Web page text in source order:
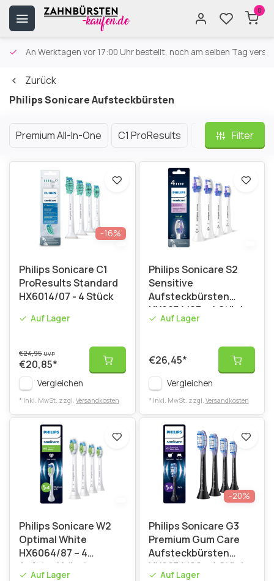
0
An Werktagen vor 17:00 Uhr bestellt, noch am selben Tag
Zurück
Philips Sonicare Aufsteckbürsten
Premium All-In-One C1 ProResults C2 Optimal
Filter
-16%
Philips Sonicare C1
ProResults Standard
HX6014/07 - 4 Stück
Auf Lager
€24,95UVP
€20,85*
Vergleichen
* Inkl. MwSt. zzgl. Versandkosten
Philips Sonicare S2
Sensitive
Aufsteckbürsten
HX6054/87 – 4 Stück
Auf Lager
€26,45*
Vergleichen
* Inkl. MwSt. zzgl. Versandkosten
Philips Sonicare W2
Optimal White
HX6064/87 – 4
Aufsteckbürsten
Auf Lager
-20%
Philips Sonicare G3
Premium Gum Care
Aufsteckbürsten
HX9054/88 – 4 Stück
Auf Lager